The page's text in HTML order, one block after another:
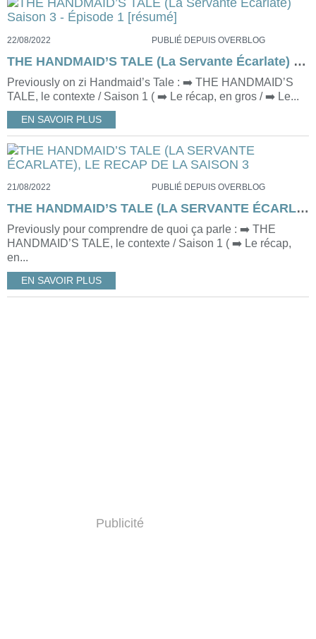
22/08/2022 PUBLIÉ DEPUIS OVERBLOG
THE HANDMAID’S TALE (La Servante Écarlate) Saison 3 - Épisode 1 [résumé]
Previously on zi Handmaid’s Tale : ➡️ THE HANDMAID’S
TALE, le contexte / Saison 1 ( ➡️ Le récap, en gros / ➡️ Le...
EN SAVOIR PLUS
21/08/2022 PUBLIÉ DEPUIS OVERBLOG
THE HANDMAID’S TALE (LA SERVANTE ÉCARLATE), LE RECAP DE LA SAISON 3
Previously pour comprendre de quoi ça parle : ➡️ THE
HANDMAID’S TALE, le contexte / Saison 1 ( ➡️ Le récap,
en...
EN SAVOIR PLUS
Publicité